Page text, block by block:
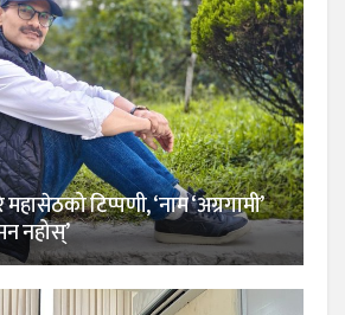
महासेठको टिप्पणी, ‘नाम ‘अग्रगामी’
नहोस्’